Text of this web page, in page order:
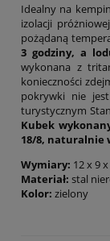
Idealny na
izolacji
pożądaną
3 godziny, a
wykonana z
konieczności
pokrywki nie
turystycznym
Kubek
18/8, naturalnie
Wymiary: 12 x 9
Materiał: stal
Kolor: zielony